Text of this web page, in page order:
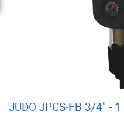
JUDO JPCS-FB 3/4" -